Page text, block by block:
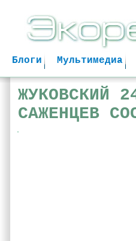
Мультимедиа
Блоги
ЖУКОВСКИЙ
САЖЕНЦЕВ